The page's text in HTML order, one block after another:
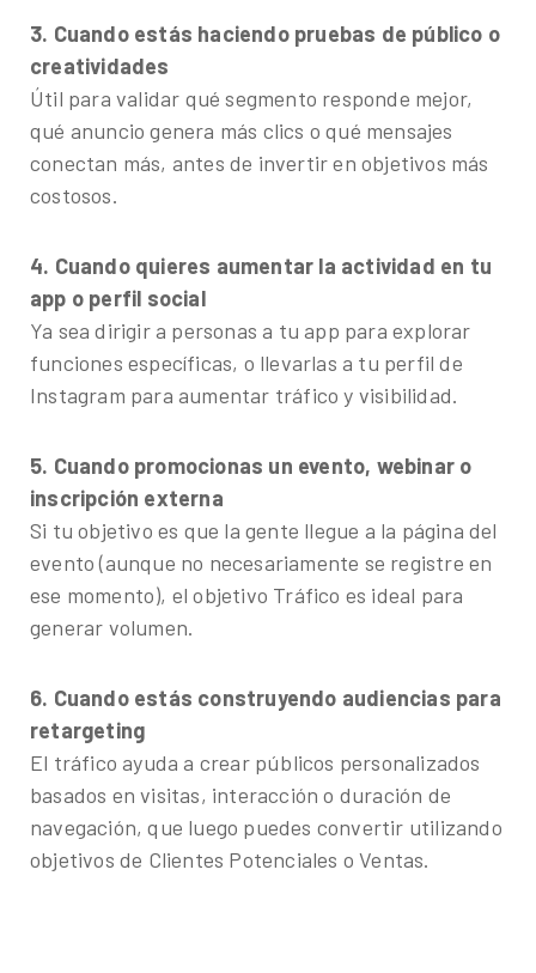
3. Cuando estás haciendo pruebas de público o
creatividades
Útil para validar qué segmento responde mejor,
qué anuncio genera más clics o qué mensajes
conectan más, antes de invertir en objetivos más
costosos.
4. Cuando quieres aumentar la actividad en tu
app o perfil social
Ya sea dirigir a personas a tu app para explorar
funciones específicas, o llevarlas a tu perfil de
Instagram para aumentar tráfico y visibilidad.
5. Cuando promocionas un evento, webinar o
inscripción externa
Si tu objetivo es que la gente llegue a la página del
evento (aunque no necesariamente se registre en
ese momento), el objetivo Tráfico es ideal para
generar volumen.
6. Cuando estás construyendo audiencias para
retargeting
El tráfico ayuda a crear públicos personalizados
basados en visitas, interacción o duración de
navegación, que luego puedes convertir utilizando
objetivos de Clientes Potenciales o Ventas.